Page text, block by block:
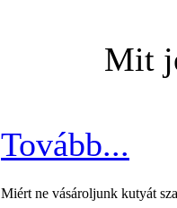
Mit
Tovább...
Miért ne vásároljunk kutyát